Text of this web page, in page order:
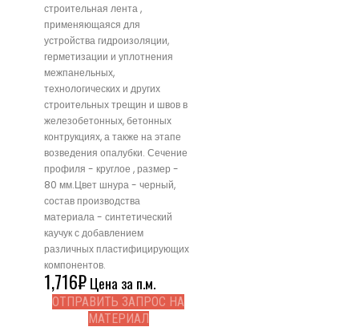
строительная лента ,
применяющаяся для
устройства гидроизоляции,
герметизации и уплотнения
межпанельных,
технологических и других
строительных трещин и швов в
железобетонных, бетонных
контрукциях, а также на этапе
возведения опалубки. Сечение
профиля - круглое , размер -
80 мм.Цвет шнура - черный,
состав производства
материала - синтетический
каучук с добавлением
различных пластифицирующих
компонентов.
1,716₽Цена за п.м.
ОТПРАВИТЬ ЗАПРОС НА
МАТЕРИАЛ